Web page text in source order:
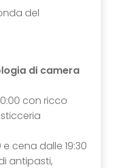
del
di camera
con ricco
e cena dalle 19:30
antipasti,